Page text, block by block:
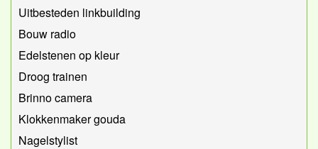
Uitbesteden linkbuilding
Bouw radio
Edelstenen op kleur
Droog trainen
Brinno camera
Klokkenmaker gouda
Nagelstylist